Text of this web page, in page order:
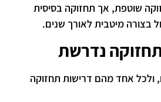
שוטפת, אך תחזוקה בסיסית
בצורה מיטבית לאורך שנים.
נדרשת
ולכל אחד מהם דרישות תחזוקה